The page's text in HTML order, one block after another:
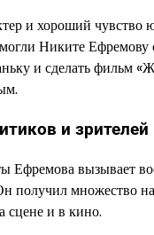
и хороший чувство
Никите Ефремову
и сделать фильм
и зрителей
Ефремова вызывает
получил множество
сцене и в кино.